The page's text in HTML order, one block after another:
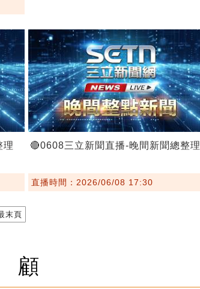
理 🔴0608三立新聞直播-晚間新聞總整理
直播時間：2026/06/08 17:30
末頁
顧